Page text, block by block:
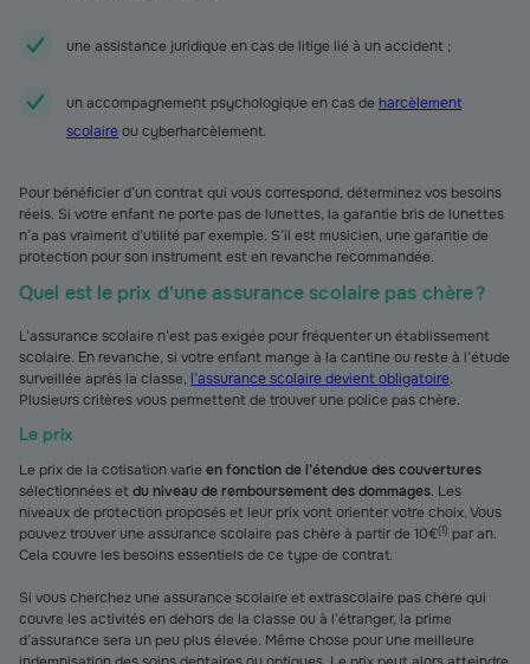
une assistance juridique en cas de litige lié à un accident ;
un accompagnement psychologique en cas de harcèlement
scolaireou cyberharcèlement.
Pour bénéficier d’un contrat qui vous correspond, déterminez vos besoins
réels. Si votre enfant ne porte pas de lunettes, la garantie bris de lunettes
n’a pas vraiment d’utilité par exemple. S’il est musicien, une garantie de
protection pour son instrument est en revanche recommandée.
Quel est le prix d'une assurance scolaire pas chère ?
L’assurance scolaire n’est pas exigée pour fréquenter un établissement
scolaire. En revanche, si votre enfant mange à la cantine ou reste à l’étude
surveillée après la classe, l’assurance scolaire devient obligatoire.
Plusieurs critères vous permettent de trouver une police pas chère.
Le prix
Le prix de la cotisation varieen fonction de l’étendue des couvertures
sélectionnées etdu niveau de remboursement des dommages. Les
niveaux de protection proposés et leur prix vont orienter votre choix. Vous
pouvez trouver une assurance scolaire pas chère à partir de 10€(1) par an.
Cela couvre les besoins essentiels de ce type de contrat.
Si vous cherchez une assurance scolaire et extrascolaire pas chère qui
couvre les activités en dehors de la classe ou à l’étranger, la prime
d’assurance sera un peu plus élevée. Même chose pour une meilleure